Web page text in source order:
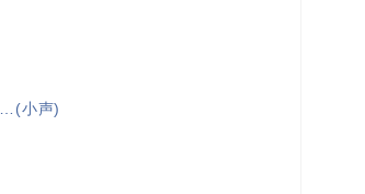
…(小声)